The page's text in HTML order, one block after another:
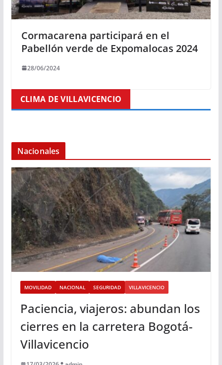
Cormacarena participará en el
Pabellón verde de Expomalocas 2024
28/06/2024
CLIMA DE VILLAVICENCIO
Nacionales
MOVILIDAD NACIONAL SEGURIDAD VILLAVICENCIO
Paciencia, viajeros: abundan los
cierres en la carretera Bogotá-
Villavicencio